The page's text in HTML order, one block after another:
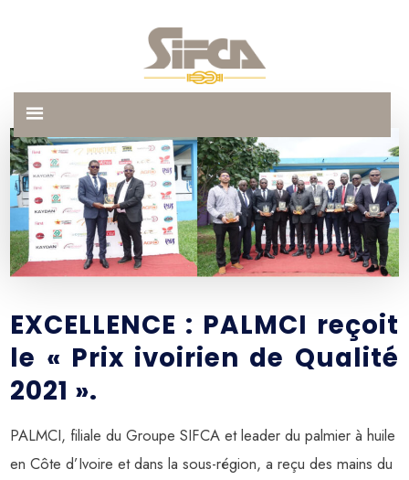
EXCELLENCE : PALMCI reçoit
le « Prix ivoirien de Qualité
2021 ».
PALMCI, filiale du Groupe SIFCA et leader du palmier à huile
en Côte d’Ivoire et dans la sous-région, a reçu des mains du